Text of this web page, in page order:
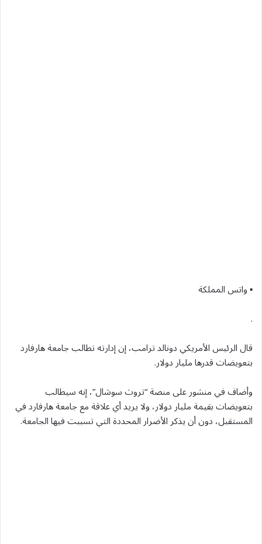
▪︎ واتس المملكة
.
قال الرئيس الأمريكي دونالد ترامب، إن إدارته تطالب جامعة هارفارد
بتعويضات قدرها مليار دولار.
وأضاف في منشور على منصة “تروث سوشال”، إنه سيطالب
بتعويضات بقيمة مليار دولار، ‌ولا يريد ‌أي علاقة مع ‌جامعة ⁠هارفارد في
‌المستقبل، دون أن يذكر الأضرار المحددة التي تسببت فيها الجامعة.